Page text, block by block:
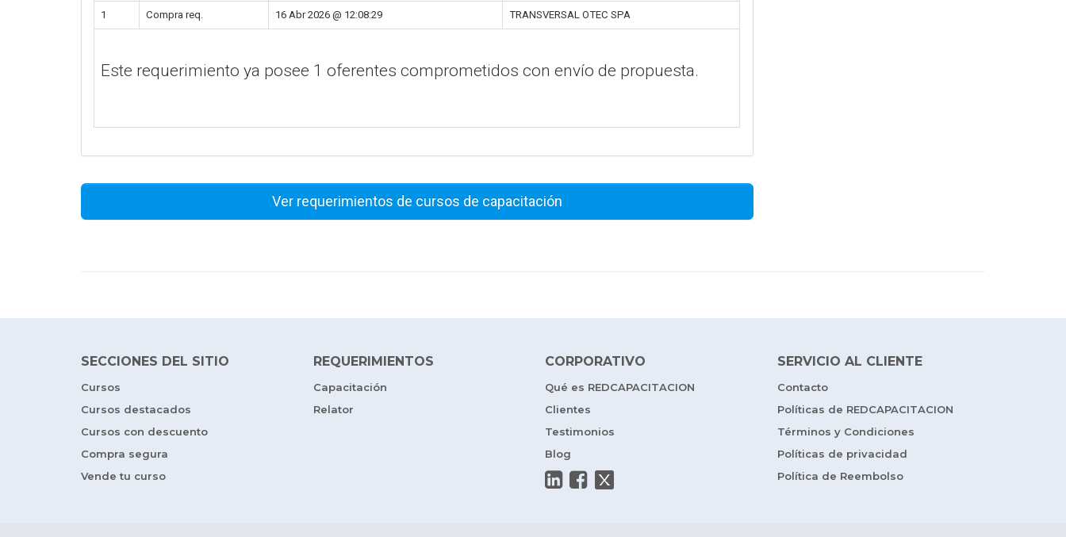
1 Compra req. 16 Abr 2026 @ 12:08:29 TRANSVERSAL OTEC SPA
Este requerimiento ya posee 1 oferentes comprometidos con envío de propuesta.
Ver requerimientos de cursos de capacitación
SECCIONES DEL SITIO
Cursos
Cursos destacados
Cursos con descuento
Compra segura
Vende tu curso
REQUERIMIENTOS
Capacitación
Relator
CORPORATIVO
Qué es REDCAPACITACION
Clientes
Testimonios
Blog
SERVICIO AL CLIENTE
Contacto
Políticas de REDCAPACITACION
Términos y Condiciones
Políticas de privacidad
Política de Reembolso